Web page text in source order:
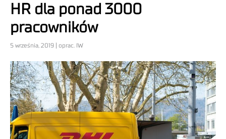
HR dla ponad 3000
pracowników
5 września, 2019 | oprac. IW